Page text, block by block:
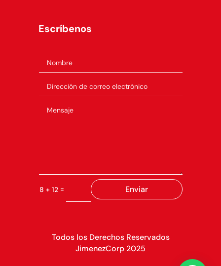
Escríbenos
8 + 12 = Enviar
Todos los Derechos Reservados
JimenezCorp 2025